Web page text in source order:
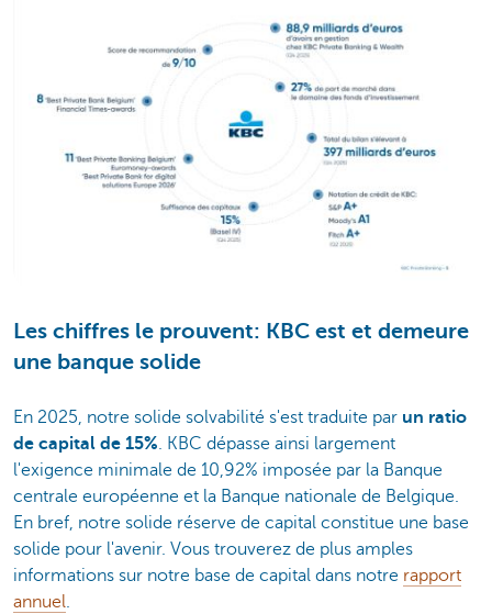
Les chiffres le prouvent: KBC est et demeure
une banque solide
En 2025, notre solide solvabilité s'est traduite par un ratio
de capital de 15%. KBC dépasse ainsi largement
l'exigence minimale de 10,92% imposée par la Banque
centrale européenne et la Banque nationale de Belgique.
En bref, notre solide réserve de capital constitue une base
solide pour l'avenir. Vous trouverez de plus amples
informations sur notre base de capital dans notre rapport
annuel.